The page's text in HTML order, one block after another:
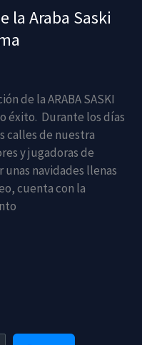
la Araba Saski
de la ARABA SASKI
éxito. Durante los días
calles de nuestra
y jugadoras de
navidades llenas
cuenta con la